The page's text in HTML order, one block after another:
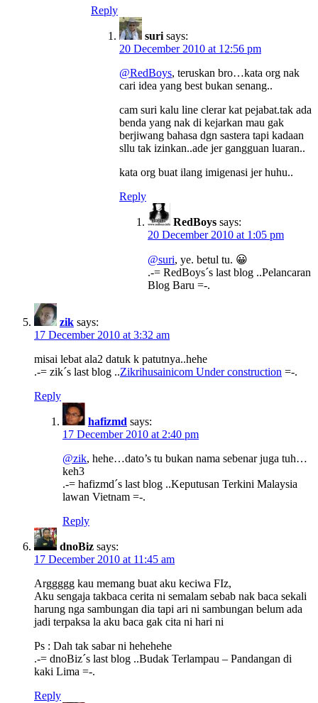
Reply
suri says:
20 December 2010 at 12:56 pm
@RedBoys, teruskan bro…kata org nak
cari idea yang best bukan senang..
cam suri kalu line clerar kat pejabat.tak ada
benda yang nak di kejarkan mau gak
berjiwang bahasa dgn sastera tapi kadaan
sllu tak izinkan..ade jer gangguan luaran..
kata org buat ilang imigenasi jer huhu..
Reply
RedBoys says:
20 December 2010 at 1:05 pm
@suri, ye. betul tu. 😀
.-= RedBoys´s last blog ..Pelancaran
Blog Baru =-.
zik says:
17 December 2010 at 3:32 am
misai lebat ala2 datuk k patutnya..hehe
.-= zik´s last blog ..Zikrihusainicom Under construction =-.
Reply
hafizmd says:
17 December 2010 at 2:40 pm
@zik, hehe…dato’s tu bukan nama sebenar juga tuh…
keh3
.-= hafizmd´s last blog ..Keputusan Terkini Malaysia
lawan Vietnam =-.
Reply
dnoBiz says:
17 December 2010 at 11:45 am
Arggggg kau memang buat aku keciwa FIz,
Aku sengaja takbaca cerita ni semalam sebab nak baca sekali
harung nga sambungan dia tapi ari ni sambungan belum ada
jadi terpaksa la aku baca gak cita ni hari ni
Ps : Dah tak sabar ni hehehehe
.-= dnoBiz´s last blog ..Budak Terlampau – Pandangan di
kaki Lima =-.
Reply